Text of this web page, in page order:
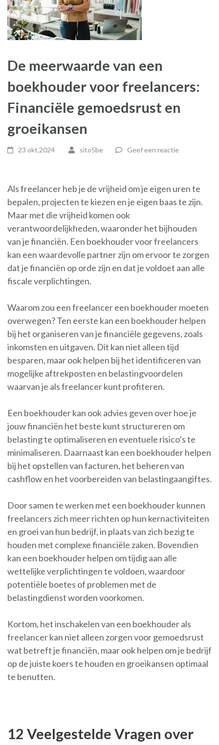
De meerwaarde van een
boekhouder voor freelancers:
Financiële gemoedsrust en
groeikansen
23 okt,2024 sito5be Geef een reactie
Als freelancer heb je de vrijheid om je eigen uren te
bepalen, projecten te kiezen en je eigen baas te zijn.
Maar met die vrijheid komen ook
verantwoordelijkheden, waaronder het bijhouden
van je financiën. Een boekhouder voor freelancers
kan een waardevolle partner zijn om ervoor te zorgen
dat je financiën op orde zijn en dat je voldoet aan alle
fiscale verplichtingen.
Waarom zou een freelancer een boekhouder moeten
overwegen? Ten eerste kan een boekhouder helpen
bij het organiseren van je financiële gegevens, zoals
inkomsten en uitgaven. Dit kan niet alleen tijd
besparen, maar ook helpen bij het identificeren van
mogelijke aftrekposten en belastingvoordelen
waarvan je als freelancer kunt profiteren.
Een boekhouder kan ook advies geven over hoe je
jouw financiën het beste kunt structureren om
belasting te optimaliseren en eventuele risico’s te
minimaliseren. Daarnaast kan een boekhouder helpen
bij het opstellen van facturen, het beheren van
cashflow en het voorbereiden van belastingaangiftes.
Door samen te werken met een boekhouder kunnen
freelancers zich meer richten op hun kernactiviteiten
en groei van hun bedrijf, in plaats van zich bezig te
houden met complexe financiële zaken. Bovendien
kan een boekhouder helpen om tijdig aan alle
wettelijke verplichtingen te voldoen, waardoor
potentiële boetes of problemen met de
belastingdienst worden voorkomen.
Kortom, het inschakelen van een boekhouder als
freelancer kan niet alleen zorgen voor gemoedsrust
wat betreft je financiën, maar ook helpen om je bedrijf
op de juiste koers te houden en groeikansen optimaal
te benutten.
12 Veelgestelde Vragen over